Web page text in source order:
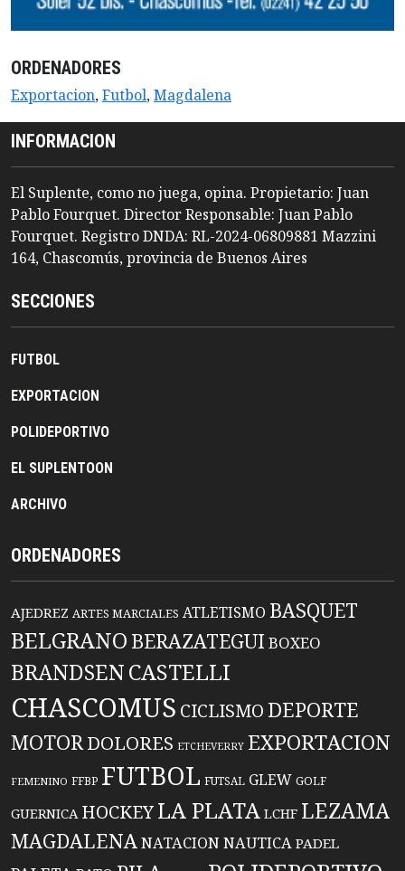
ORDENADORES
Exportacion,Futbol,Magdalena
INFORMACION
El Suplente, como no juega, opina. Propietario: Juan
Pablo Fourquet. Director Responsable: Juan Pablo
Fourquet. Registro DNDA: RL-2024-06809881 Mazzini
164, Chascomús, provincia de Buenos Aires
SECCIONES
FUTBOL
EXPORTACION
POLIDEPORTIVO
EL SUPLENTOON
ARCHIVO
ORDENADORES
AJEDREZ ARTES MARCIALES ATLETISMO BASQUET
BELGRANO BERAZATEGUIBOXEO
BRANDSENCASTELLI
CHASCOMUS CICLISMO DEPORTE
MOTORDOLORES ETCHEVERRY EXPORTACION
FEMENINO FFBP FUTBOL FUTSAL GLEW GOLF
GUERNICA HOCKEYLA PLATA LCHF LEZAMA
MAGDALENANATACIONNAUTICA PADEL